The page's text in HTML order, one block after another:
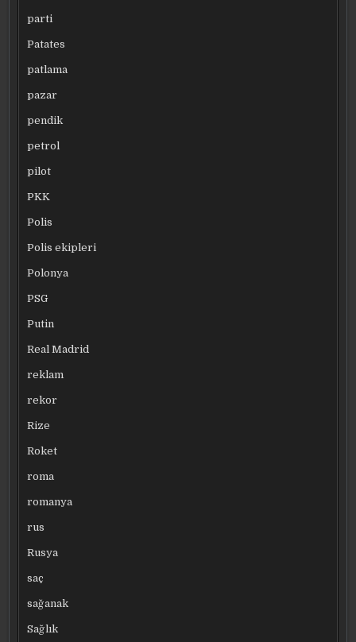
parti
Patates
patlama
pazar
pendik
petrol
pilot
PKK
Polis
Polis ekipleri
Polonya
PSG
Putin
Real Madrid
reklam
rekor
Rize
Roket
roma
romanya
rus
Rusya
saç
sağanak
Sağlık